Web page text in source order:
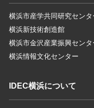
横浜市産学共同研究センタ
横浜新技術創造館
横浜市金沢産業振興センタ
横浜情報文化センター
IDEC横浜について